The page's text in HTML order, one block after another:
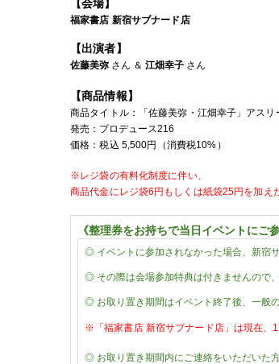
【会場】
福家書店 新宿サブナード店
【出演者】
佐藤美弥 さん ＆ 江畑幸子 さん
【商品情報】
商品タイトル：
「佐藤美弥・江畑幸子」アスリ
発売： プロデュース216
価格：税込 5,500円（消費税10% ）
※レジ袋の有料化制度に伴い、
商品代金にレジ袋6円もしくは紙袋25円を加え
《整理券をお持ちで当日イベントにご
◎ イベントに参加されなかった場合、新宿
◎ その際は会場参加特典は付きませんので
◎ お取り置き期間はイベント終了後、一般
※「福家書店 新宿サブナード店」は現在、
◎ お取り置き期間内にご連絡をいただいた